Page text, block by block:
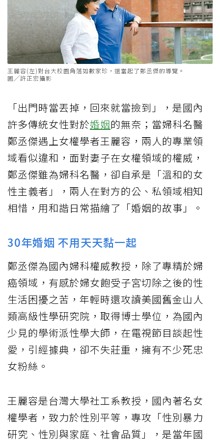
王麗容(左)對台大校園角落如數家珍，還當起了鄭丞傑的導覽。
圖╱許正宏攝影
「出門時當丟掉，回來就當撿到」，是國內
許多傳統女性對於婚姻的無奈；當婦科名醫
鄭丞傑遇上女權學者王麗容，兩人的專業領
域看似違和，面對妻子在女權領域的權威，
鄭丞傑雖為婦科名醫，卻自承是「溫和的女
性主義者」，兩人在對方的公、私領域相知
相惜，用和諧日常描繪了「婚姻的故事」。
30年婚姻 不用天天黏一起
鄭丞傑為國內婦科權威教授，除了專精於婦
癌領域，有感於婦女飽受子宮切除之後的性
生活困擾之苦，年輕時還攻讀美國舊金山人
類高級性學研究院，取得博士學位，為國內
少見的學術派性學大師，在電視節目談起性
愛，引經據典，卻不失莊重，擁有不少死忠
女粉絲。
王麗容是台灣大學社工系教授，國內著名女
權學者，致力於性別平等，專攻「性別暴力
研究、性別與家庭、社會品質」，是當年國